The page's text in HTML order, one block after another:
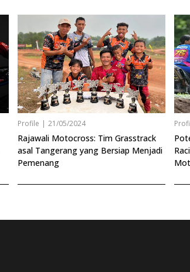
Profile | 21/05/2024
Rajawali Motocross: Tim Grasstrack
asal Tangerang yang Bersiap Menjadi
Pemenang